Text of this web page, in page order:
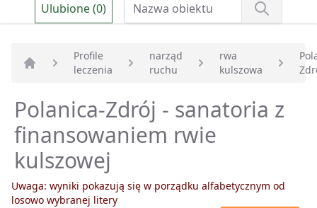
Ulubione (0)
Strona główna
Profile
leczenia
narząd
ruchu
rwa
kulszowa
Polanica-Zdrój - sanatoria z
finansowaniem rwie
kulszowej
Uwaga: wyniki pokazują się w porządku alfabetycznym od
losowo wybranej litery